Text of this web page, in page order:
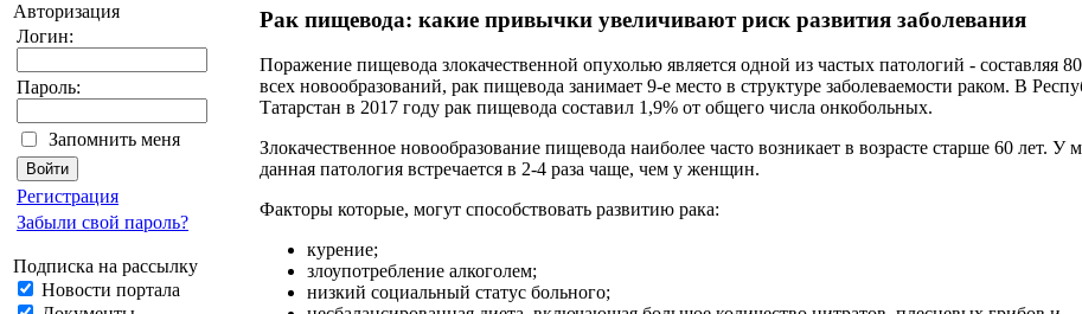
Авторизация
Логин:
Пароль:
Запомнить меня
Регистрация
Забыли свой пароль?
Подписка на рассылку
Новости портала
Рак пищевода: какие привычки увеличивают риск развития заболевания
Поражение пищевода злокачественной опухолью является одной из частых патологий - составляя
всех новообразований, рак пищевода занимает 9-е место в структуре заболеваемости раком. В
Татарстан в 2017 году рак пищевода составил 1,9% от общего числа онкобольных.
Злокачественное новообразование пищевода наиболее часто возникает в возрасте старше 60 лет. У
данная патология встречается в 2-4 раза чаще, чем у женщин.
Факторы которые, могут способствовать развитию рака:
курение;
злоупотребление алкоголем;
низкий социальный статус больного;